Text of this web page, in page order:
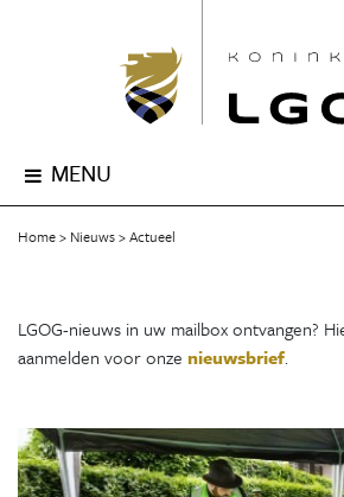
MENU
Home Nieuws Actueel
LGOG-nieuws in uw mailbox ontvangen?
aanmelden voor onze nieuwsbrief.